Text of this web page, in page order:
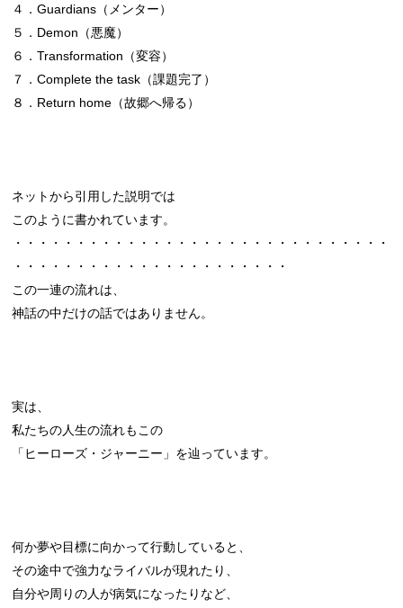
４．Guardians（メンター）
５．Demon（悪魔）
６．Transformation（変容）
７．Complete the task（課題完了）
８．Return home（故郷へ帰る）
ネットから引用した説明では
このように書かれています。
・・・・・・・・・・・・・・・・・・・・・・・・・・・・・・
・・・・・・・・・・・・・・・・・・・・・・
この一連の流れは、
神話の中だけの話ではありません。
実は、
私たちの人生の流れもこの
「ヒーローズ・ジャーニー」を辿っています。
何か夢や目標に向かって行動していると、
その途中で強力なライバルが現れたり、
自分や周りの人が病気になったりなど、